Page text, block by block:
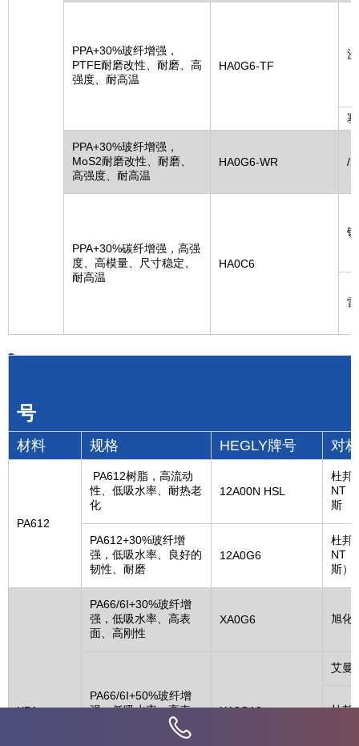
PPA+30%玻纤增强，
PTFE耐磨改性、耐磨、高
强度、耐高温
HA0G6-TF
PPA+30%玻纤增强，
MoS2耐磨改性、耐磨、
高强度、耐高温
HA0G6-WR /
PPA+30%碳纤增强，高强
度、高模量、尺寸稳定、
耐高温
HA0C6
号
材料 规格 HEGLY牌号 对
PA612
PA612树脂，高流动
性、低吸水率、耐热老
化
12A00N HSL
杜邦
NT
斯
PA612+30%玻纤增
强，低吸水率、良好的
韧性、耐磨
12A0G6
杜邦
NT
斯）
XPA
PA66/6I+30%玻纤增
强，低吸水率、高表
面、高刚性
XA0G6 旭化
PA66/6I+50%玻纤增
强，低吸水率、高表
XA0G10
艾曼
杜邦